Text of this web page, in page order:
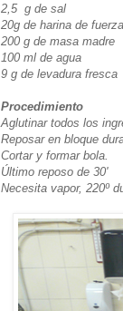
2,5 g de sal
20g de harina de fuerza
200 g de masa madre
100 ml de agua
9 g de levadura fresca
Procedimiento
Aglutinar todos los
Reposar en bloque
Cortar y formar bola.
Último reposo de 30'
Necesita vapor, 220º